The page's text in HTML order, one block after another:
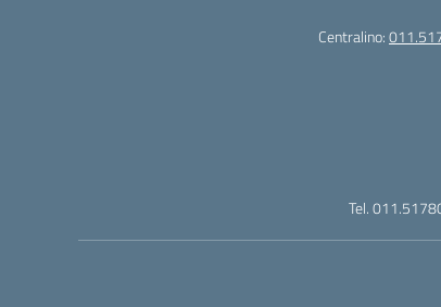
Centralino:
Tel.